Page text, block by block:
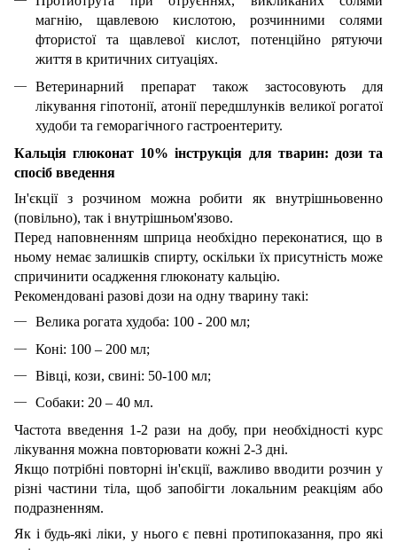
магнію, щавлевою кислотою, розчинними солями
фтористої та щавлевої кислот, потенційно рятуючи
життя в критичних ситуаціях.
Ветеринарний препарат також застосовують для
лікування гіпотонії, атонії передшлунків великої рогатої
худоби та геморагічного гастроентериту.
Кальція глюконат 10% інструкція для тварин: дози та
спосіб введення
Ін'єкції з розчином можна робити як внутрішньовенно
(повільно), так і внутрішньом'язово.
Перед наповненням шприца необхідно переконатися, що в
ньому немає залишків спирту, оскільки їх присутність може
спричинити осадження глюконату кальцію.
Рекомендовані разові дози на одну тварину такі:
Велика рогата худоба: 100 - 200 мл;
Коні: 100 – 200 мл;
Вівці, кози, свині: 50-100 мл;
Собаки: 20 – 40 мл.
Частота введення 1-2 рази на добу, при необхідності курс
лікування можна повторювати кожні 2-3 дні.
Якщо потрібні повторні ін'єкції, важливо вводити розчин у
різні частини тіла, щоб запобігти локальним реакціям або
подразненням.
Як і будь-які ліки, у нього є певні протипоказання, про які